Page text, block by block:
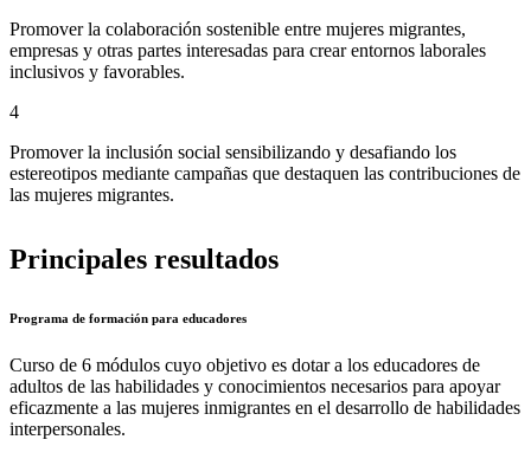
Promover la colaboración sostenible entre mujeres migrantes,
empresas y otras partes interesadas para crear entornos laborales
inclusivos y favorables.
4
Promover la inclusión social sensibilizando y desafiando los
estereotipos mediante campañas que destaquen las contribuciones de
las mujeres migrantes.
Principales resultados
Programa de formación para educadores
Curso de 6 módulos cuyo objetivo es dotar a los educadores de
adultos de las habilidades y conocimientos necesarios para apoyar
eficazmente a las mujeres inmigrantes en el desarrollo de habilidades
interpersonales.